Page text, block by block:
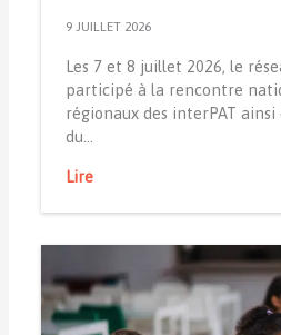
9 JUILLET 2026
Les 7 et 8 juillet 2026, le
participé à la rencontre
régionaux des interPAT
du…
Lire